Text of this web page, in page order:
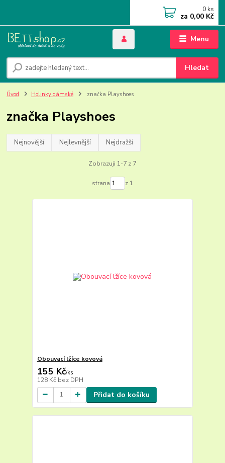
Menu
Hledat
0 ks
za 0,00 Kč
Úvod Holinky dámské značka Playshoes
značka Playshoes
Nejnovější Nejlevnější Nejdražší
Zobrazuji 1-7 z 7
strana z 1
Obouvací lžíce kovová
155 Kč/ks
128 Kč bez DPH
Přidat do košíku